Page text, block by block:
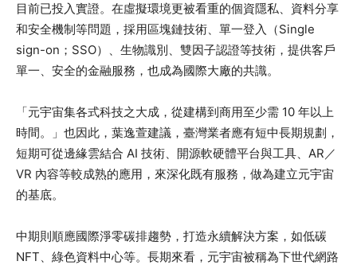
目前已投入實證。在虛擬環境更被看重的個資隱私、資料分享
和安全機制等問題，採用區塊鏈技術、單一登入（Single
sign-on；SSO）、生物識別、雙因子認證等技術，提供客戶
單一、安全的金融服務，也成為國際大廠的共識。
「元宇宙集各式科技之大成，從建構到商用至少需 10 年以上
時間。」也因此，葉逸萱建議，臺灣業者應有短中長期規劃，
短期可從邊緣雲結合 AI 技術、開源軟硬體平台與工具、AR／
VR 內容等較成熟的應用，來深化既有服務，做為建立元宇宙
的基底。
中期則順應國際淨零碳排趨勢，打造永續解決方案，如低碳
NFT、綠色資料中心等。長期來看，元宇宙被稱為下世代網路